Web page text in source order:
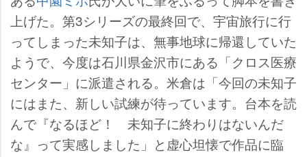
上げた。第3シリーズの最終回で、宇宙旅行に行
ってしまった未知子は、無事地球に帰還していた
ようで、今度は石川県金沢市にある「クロス医療
センター」に派遣される。米倉は「今回の未知子
にはまた、新しい試練が待っています。台本を読
んで『なるほど！ 未知子に終わりはないんだ
な』って実感しました」と虚心坦懐で作品に臨